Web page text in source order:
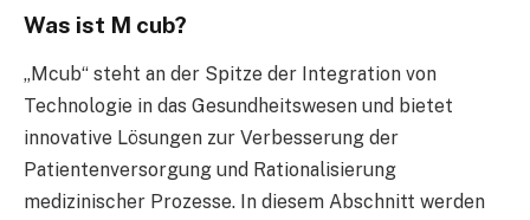
Was ist M cub?
„Mcub“ steht an der Spitze der Integration von
Technologie in das Gesundheitswesen und bietet
innovative Lösungen zur Verbesserung der
Patientenversorgung und Rationalisierung
medizinischer Prozesse. In diesem Abschnitt werden